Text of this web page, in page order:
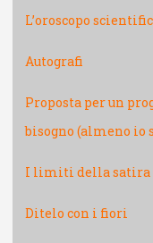
L’oroscopo
Autografi
Proposta per un
bisogno (almeno io
I limiti della satira
Ditelo con i fiori